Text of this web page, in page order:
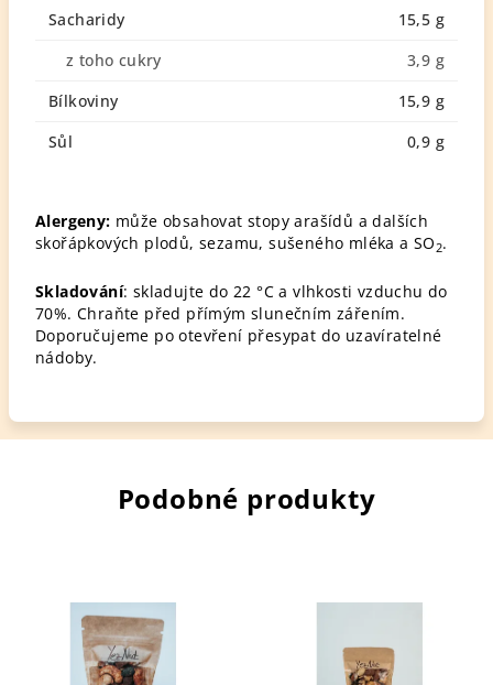
Sacharidy
15,5 g
z toho cukry
3,9 g
Bílkoviny
15,9 g
Sůl
0,9 g
Alergeny: může obsahovat stopy arašídů a dalších
skořápkových plodů, sezamu, sušeného mléka a SO 2.
Skladování: skladujte do 22 °C a vlhkosti vzduchu do
70%. Chraňte před přímým slunečním zářením.
Doporučujeme po otevření přesypat do uzavíratelné
nádoby.
Podobné produkty